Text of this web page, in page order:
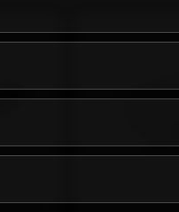
stéréo
OMNITRONIC